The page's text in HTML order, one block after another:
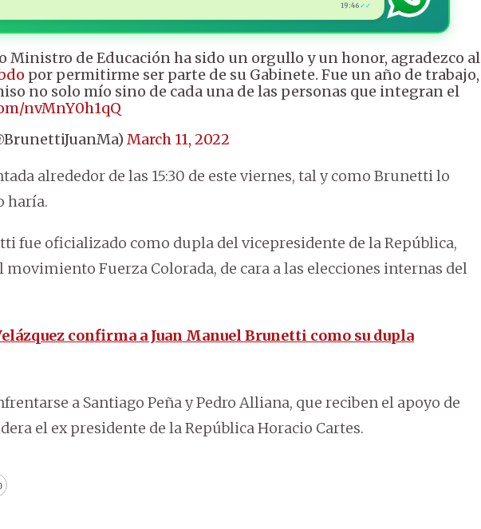
19:46 ✓✓
Ministro de Educación ha sido un orgullo y un honor, agradezco al
por permitirme ser parte de su Gabinete. Fue un año de trabajo,
no solo mío sino de cada una de las personas que integran el
nvMnY0h1qQ
March 11, 2022
alrededor de las 15:30 de este viernes, tal y como Brunetti lo
haría.
fue oficializado como dupla del vicepresidente de la República,
movimiento Fuerza Colorada, de cara a las elecciones internas del
confirma a Juan Manuel Brunetti como su dupla
a Santiago Peña y Pedro Alliana, que reciben el apoyo de
el ex presidente de la República Horacio Cartes.